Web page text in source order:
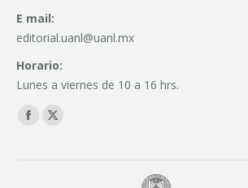
E mail:
editorial.uanl@uanl.mx
Horario:
Lunes a viernes de 10 a 16 hrs.
Find us on:
Facebook
X